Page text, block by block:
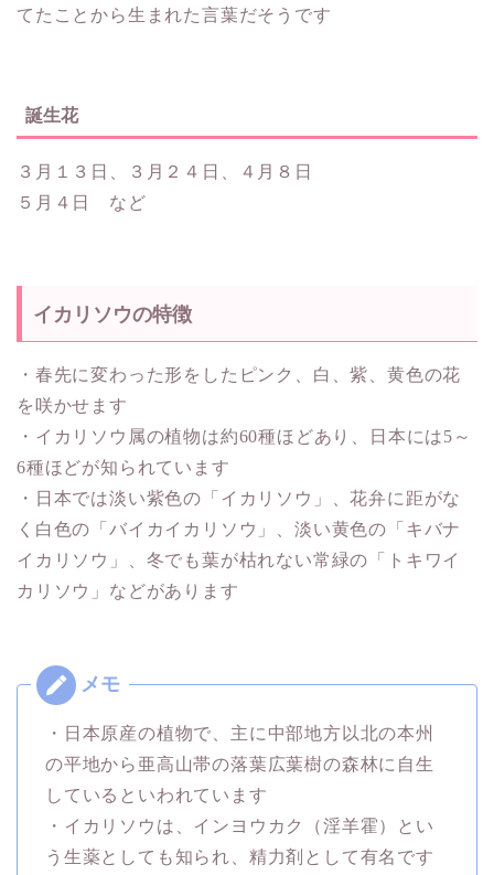
てたことから生まれた言葉だそうです
誕生花
３月１３日、３月２４日、４月８日
５月４日 など
イカリソウの特徴
・春先に変わった形をしたピンク、白、紫、黄色の花
を咲かせます
・イカリソウ属の植物は約60種ほどあり、日本には5～
6種ほどが知られています
・日本では淡い紫色の「イカリソウ」、花弁に距がな
く白色の「バイカイカリソウ」、淡い黄色の「キバナ
イカリソウ」、冬でも葉が枯れない常緑の「トキワイ
カリソウ」などがあります
・日本原産の植物で、主に中部地方以北の本州
の平地から亜高山帯の落葉広葉樹の森林に自生
しているといわれています
・イカリソウは、インヨウカク（淫羊霍）とい
う生薬としても知られ、精力剤として有名です